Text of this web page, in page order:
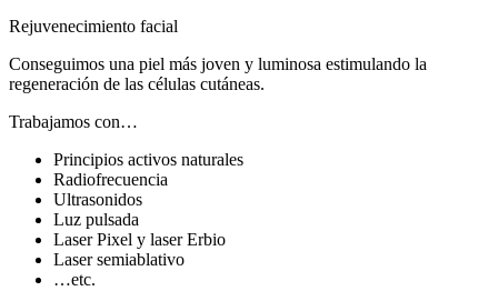
Rejuvenecimiento facial
Conseguimos una piel más joven y luminosa estimulando la
regeneración de las células cutáneas.
Trabajamos con…
Principios activos naturales
Radiofrecuencia
Ultrasonidos
Luz pulsada
Laser Pixel y laser Erbio
Laser semiablativo
…etc.